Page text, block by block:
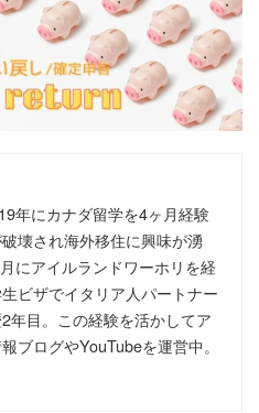
年にカナダ留学を4ヶ月経験
壊され海外移住に興味が湧
にアイルランドワーホリを経
ビザでイタリア人パートナー
年目。この経験を活かしてア
ブログやYouTubeを運営中。